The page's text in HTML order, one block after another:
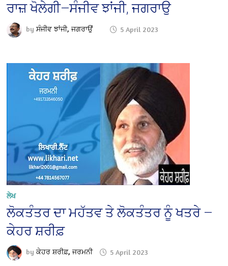
ਰਾਜ਼ ਖੋਲੇਗੀ—ਸੰਜੀਵ ਝਾਂਜੀ, ਜਗਰਾਉ
byਸੰਜੀਵ ਝਾਂਜੀ, ਜਗਰਾਉਂ 5 April 2023
ਲੇਖ
ਲੋਕਤੰਤਰ ਦਾ ਮਹੱਤਵ ਤੇ ਲੋਕਤੰਤਰ ਨੂੰ ਖਤਰੇ —
ਕੇਹਰ ਸ਼ਰੀਫ਼
byਕੇਹਰ ਸ਼ਰੀਫ਼, ਜਰਮਨੀ 5 April 2023